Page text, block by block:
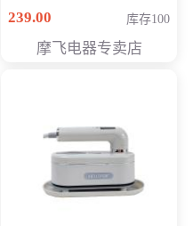
元
239.00 库存100
摩飞电器专卖店